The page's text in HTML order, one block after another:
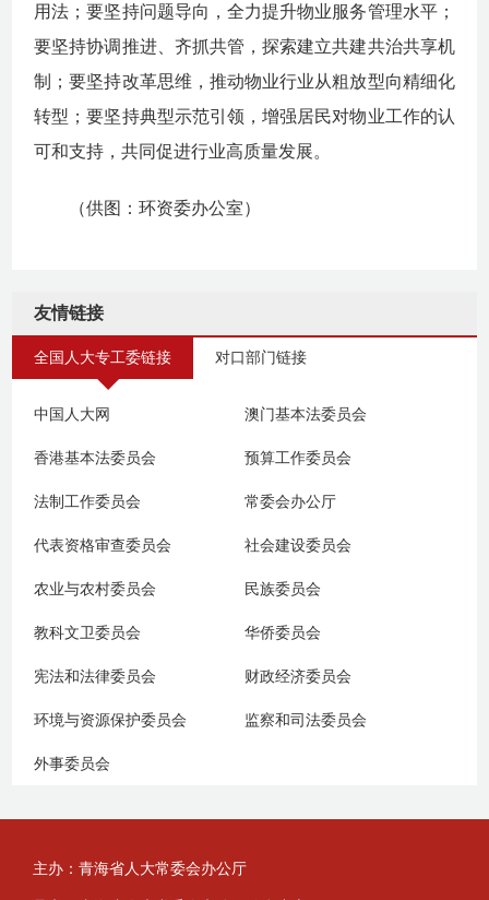
用法；要坚持问题导向，全力提升物业服务管理水平；
要坚持协调推进、齐抓共管，探索建立共建共治共享机
制；要坚持改革思维，推动物业行业从粗放型向精细化
转型；要坚持典型示范引领，增强居民对物业工作的认
可和支持，共同促进行业高质量发展。
（供图：环资委办公室）
友情链接
全国人大专工委链接 对口部门链接
中国人大网 澳门基本法委员会
香港基本法委员会 预算工作委员会
法制工作委员会 常委会办公厅
代表资格审查委员会 社会建设委员会
农业与农村委员会 民族委员会
教科文卫委员会 华侨委员会
宪法和法律委员会 财政经济委员会
环境与资源保护委员会 监察和司法委员会
外事委员会
主办：青海省人大常委会办公厅